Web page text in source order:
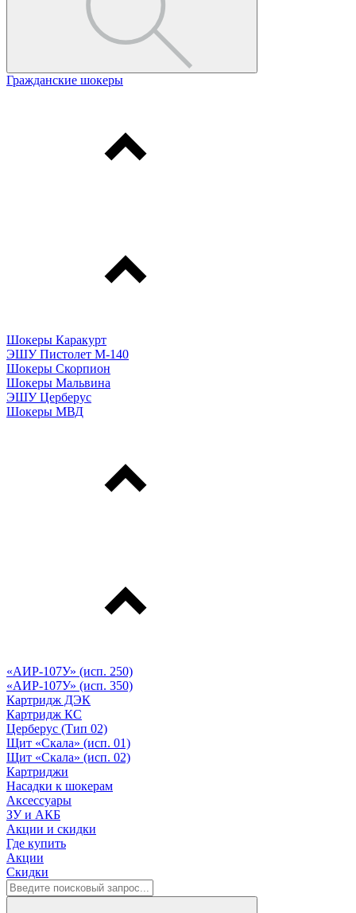
Гражданские шокеры
Шокеры Каракурт
ЭШУ Пистолет М-140
Шокеры Скорпион
Шокеры Мальвина
ЭШУ Церберус
Шокеры МВД
«АИР-107У» (исп. 250)
«АИР-107У» (исп. 350)
Картридж ДЭК
Картридж КС
Церберус (Тип 02)
Щит «Скала» (исп. 01)
Щит «Скала» (исп. 02)
Картриджи
Насадки к шокерам
Аксессуары
ЗУ и АКБ
Акции и скидки
Где купить
Акции
Скидки